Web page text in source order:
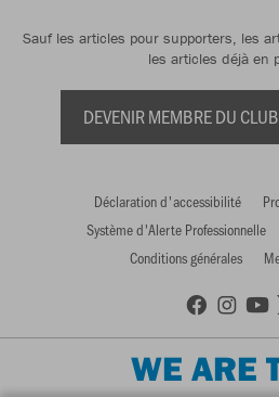
Sauf les articles pour supporters, les
les articles déjà en
DEVENIR MEMBRE DU
Déclaration d'accessibilité
Système d'Alerte Professionnelle
Conditions générales
WE ARE